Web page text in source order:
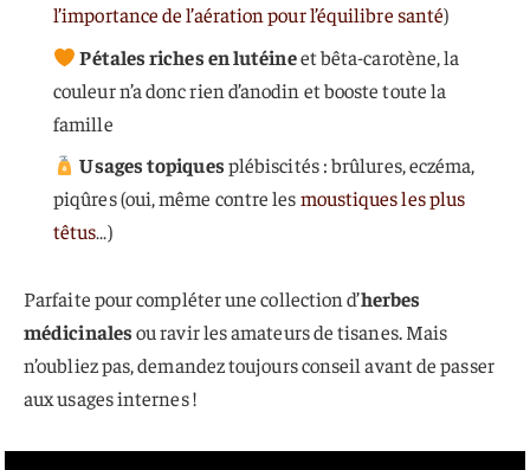
l’importance de l’aération pour l’équilibre santé)
Pétales riches en lutéineet bêta-carotène, la
couleur n’a donc rien d’anodin et booste toute la
famille
Usages topiquesplébiscités : brûlures, eczéma,
piqûres (oui, même contre lesmoustiques les plus
têtus…)
Parfaite pour compléter une collection d’herbes
médicinalesou ravir les amateurs de tisanes. Mais
n’oubliez pas, demandez toujours conseil avant de passer
aux usages internes !